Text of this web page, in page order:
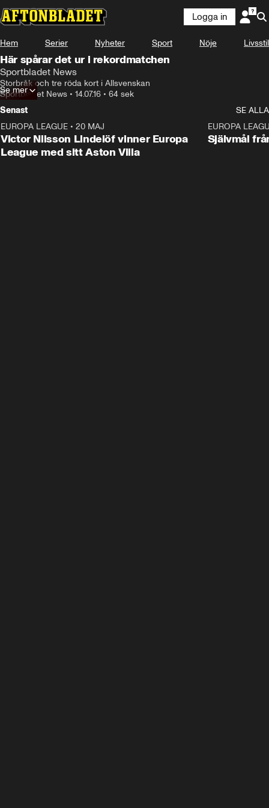
Logga in
Hem Serier Nyheter Sport Nöje Livsstil
Här spårar det ur i rekordmatchen
Sportbladet News
Storbråk och tre röda kort i Allsvenskan
Sportbladet News • 14.07.16 • 64 sek
Se mer
Senast
SE ALLA
EUROPA LEAGUE • 20 MAJ
Victor Nilsson Lindelöf vinner Europa
League med sitt Aston Villa
EUROPA
Självmål